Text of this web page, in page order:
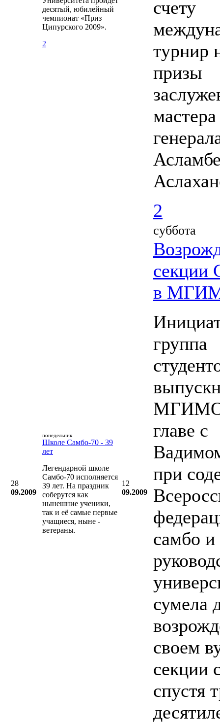
десятый, юбилейный
чемпионат «Приз
Ципурского 2009».
2
счету
турнир
призы
2
28
09.2009
понедельник
Школе Самбо-70 - 39
лет
Легендарной школе
Самбо-70 исполняется
39 лет. На праздник
соберутся как
нынешние ученики,
так и её самые первые
учащиеся, ныне -
ветераны.
12
09.2009
суббота
в
группа
главе с
при
самбо и
сумела
своем
секции
спустя